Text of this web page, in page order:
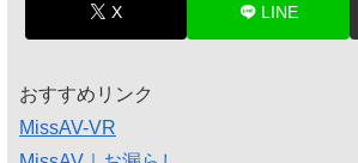
X LINE
おすすめリンク
MissAV-VR